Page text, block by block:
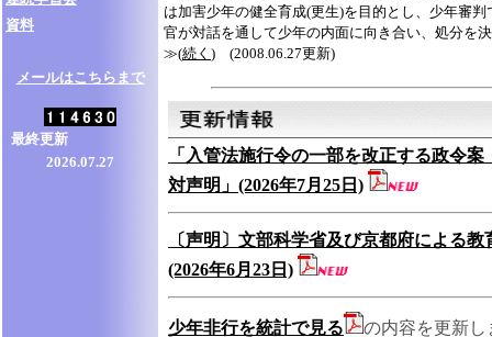
資料
メールはこちらまで
最終更新
2026.07.27
は加害少年の健全育成(更生)を目的とし、少年審判
官が対話を通して少年の内面に向き合い、処分を
≫(続く ) (2008.06.27更新)
「入管法施行令の一部を改正する政令
対声明」(2026年7月25日)
〔声明〕文部科学省及び京都府による
(2026年6月23日)
少年非行を統計で見る の内容を更新